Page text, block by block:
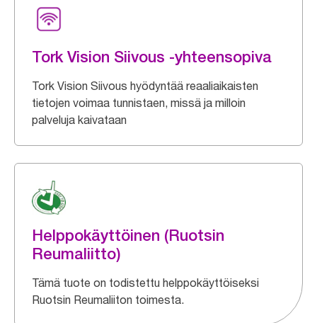
Tork Vision Siivous -yhteensopiva
Tork Vision Siivous hyödyntää reaaliaikaisten
tietojen voimaa tunnistaen, missä ja milloin
palveluja kaivataan
Helppokäyttöinen (Ruotsin
Reumaliitto)
Tämä tuote on todistettu helppokäyttöiseksi
Ruotsin Reumaliiton toimesta.